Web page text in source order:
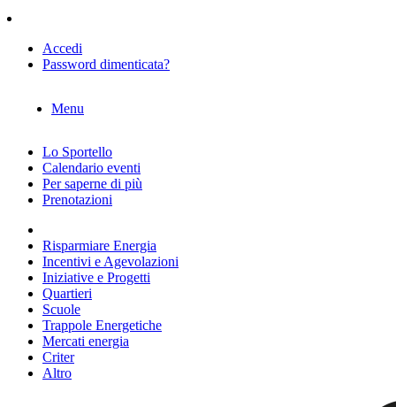
Accedi
Password dimenticata?
Menu
Lo Sportello
Calendario eventi
Per saperne di più
Prenotazioni
Risparmiare Energia
Incentivi e Agevolazioni
Iniziative e Progetti
Quartieri
Scuole
Trappole Energetiche
Mercati energia
Criter
Altro